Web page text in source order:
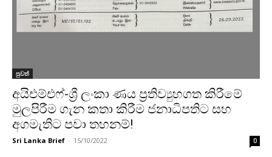
පුවත්
අයිඑම්එෆ්-ශ්‍රී ලංකා ණය ප්‍රතිව්‍යුහගත කිරීමේ
මුලපිරීම ගැන කතා කිරීම ජනාධිපතිට සහ
අගමැතිට පවා තහනම්!
Sri Lanka Brief - 15/10/2022 0